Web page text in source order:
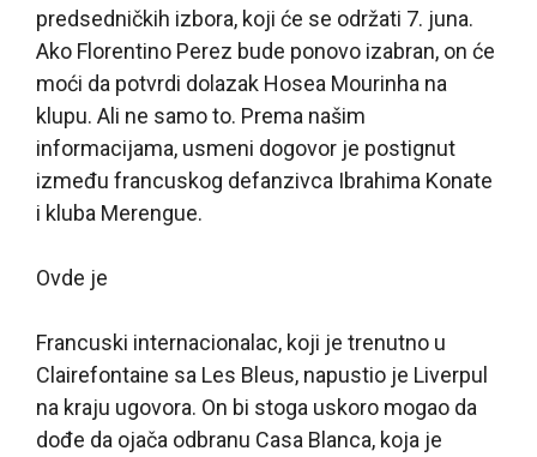
predsedničkih izbora, koji će se održati 7. juna.
Ako Florentino Perez bude ponovo izabran, on će
moći da potvrdi dolazak Hosea Mourinha na
klupu. Ali ne samo to. Prema našim
informacijama, usmeni dogovor je postignut
između francuskog defanzivca Ibrahima Konate
i kluba Merengue.
Ovde je
Francuski internacionalac, koji je trenutno u
Clairefontaine sa Les Bleus, napustio je Liverpul
na kraju ugovora. On bi stoga uskoro mogao da
dođe da ojača odbranu Casa Blanca, koja je